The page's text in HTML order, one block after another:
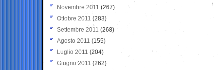
Novembre 2011 (267)
Ottobre 2011 (283)
Settembre 2011 (268)
Agosto 2011 (155)
Luglio 2011 (204)
Giugno 2011 (262)